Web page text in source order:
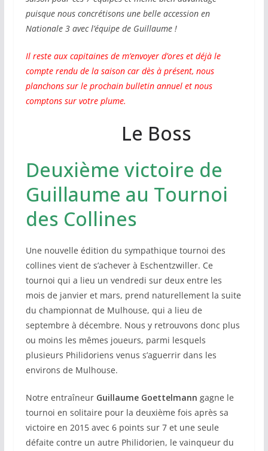
puisque nous concrétisons une belle accession en
Nationale 3 avec l’équipe de Guillaume !
Il reste aux capitaines de m’envoyer d’ores et déjà le
compte rendu de la saison car dès à présent, nous
planchons sur le prochain bulletin annuel et nous
comptons sur votre plume.
Le Boss
Deuxième victoire de
Guillaume au Tournoi
des Collines
Une nouvelle édition du sympathique tournoi des
collines vient de s’achever à Eschentzwiller. Ce
tournoi qui a lieu un vendredi sur deux entre les
mois de janvier et mars, prend naturellement la suite
du championnat de Mulhouse, qui a lieu de
septembre à décembre. Nous y retrouvons donc plus
ou moins les mêmes joueurs, parmi lesquels
plusieurs Philidoriens venus s’aguerrir dans les
environs de Mulhouse.
Notre entraîneur Guillaume Goettelmann gagne le
tournoi en solitaire pour la deuxième fois après sa
victoire en 2015 avec 6 points sur 7 et une seule
défaite contre un autre Philidorien, le vainqueur du